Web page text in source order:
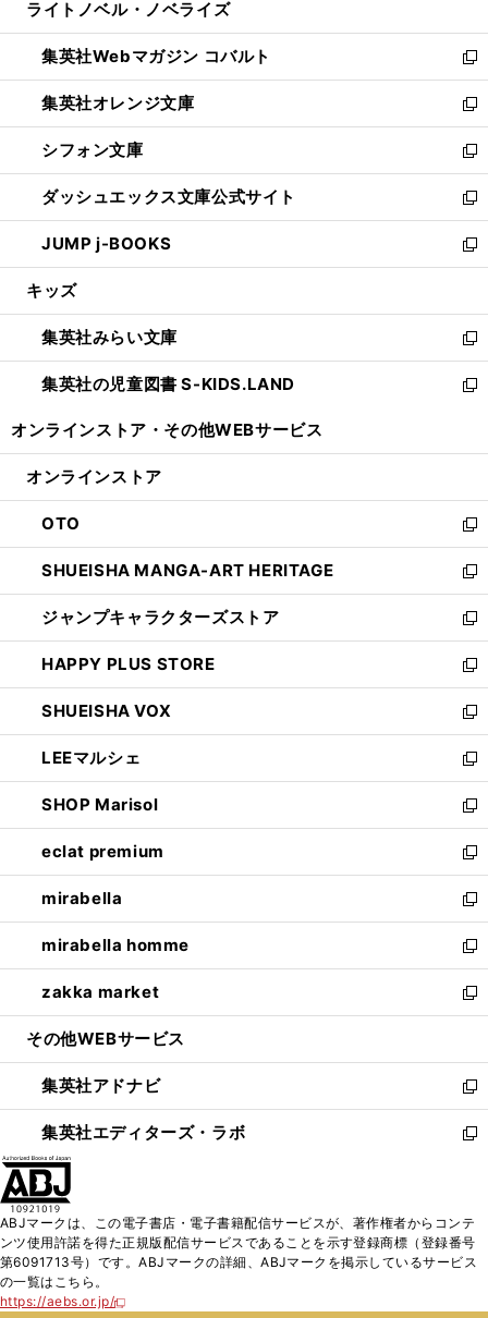
開
く
ウ
で
開
く
ン
ド
ウ
で
開
く
ウ
ィ
ン
ド
ウ
で
開
く
ライトノベル・ノベライズ
集英社Webマガジン コバルト
新
し
い
ウ
ィ
ン
ド
ウ
で
開
集英社オレンジ文庫
新
し
い
ウ
ィ
ン
ド
ウ
開
く
シフォン文庫
新
し
い
ウ
ィ
ン
ウ
で
開
く
ダッシュエックス文庫公式サイト
新
し
い
ウ
ン
ド
ウ
で
JUMP j-BOOKS
新
し
ウ
ィ
ン
ド
開
キッズ
集英社みらい文庫
新
し
い
ン
ウ
で
開
く
集英社の児童図書 S-KIDS.LAND
新
ウ
ン
ド
ウ
で
開
く
オンラインストア・ その他WEBサービス
オンラインストア
OTO
新
し
い
ウ
ィ
ン
ド
ウ
で
開
く
SHUEISHA MANGA-ART HERITAGE
新
し
い
ウ
ィ
ン
ド
ウ
で
開
く
ジャンプキャラクターズストア
新
し
い
ウ
ィ
ン
ド
ウ
で
開
く
HAPPY PLUS STORE
新
し
い
ウ
ィ
ン
ド
ウ
で
開
く
SHUEISHA VOX
新
し
い
ウ
ィ
ン
ド
ウ
で
開
く
LEEマルシェ
新
し
い
ウ
ィ
ン
ド
ウ
で
開
く
SHOP Marisol
新
し
い
ウ
ィ
ン
ド
ウ
で
開
eclat premium
新
し
い
ウ
ィ
ン
ド
ウ
開
く
mirabella
新
し
い
ウ
ィ
ン
ウ
で
開
く
mirabella homme
新
し
い
ウ
ン
ド
ウ
で
zakka market
新
し
ウ
ィ
ン
ド
く
その他WEBサービス
集英社アドナビ
新
し
い
ド
ウ
で
集英社エディターズ・ラボ
新
ィ
ン
ABJマークは、この電子書店・電子書籍配信サービスが、著作権者からコンテ
ンツ使用許諾を得た正規版配信サービスであることを示す登録商標（登録番号
第6091713号）です。ABJマークの詳細、ABJマークを掲示しているサービス
の一覧はこちら。
https://aebs.or.jp/
新